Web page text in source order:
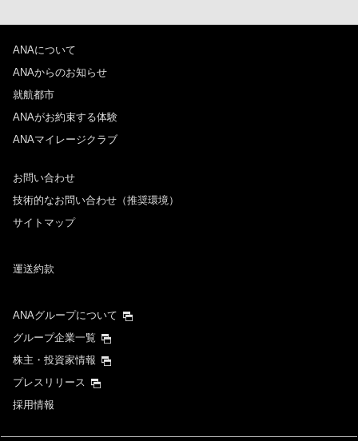
ANAについて
ANAからのお知らせ
就航都市
ANAがお約束する体験
ANAマイレージクラブ
お問い合わせ
技術的なお問い合わせ（推奨環境）
サイトマップ
運送約款
ANAグループについて
グループ企業一覧
株主・投資家情報
プレスリリース
採用情報